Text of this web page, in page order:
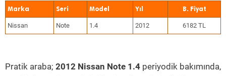
Marka Seri Model Yıl
Nissan Note 1.4 2012 6182 TL
Pratik araba; 2012 Nissan Note 1.4 periyodik bakımında,